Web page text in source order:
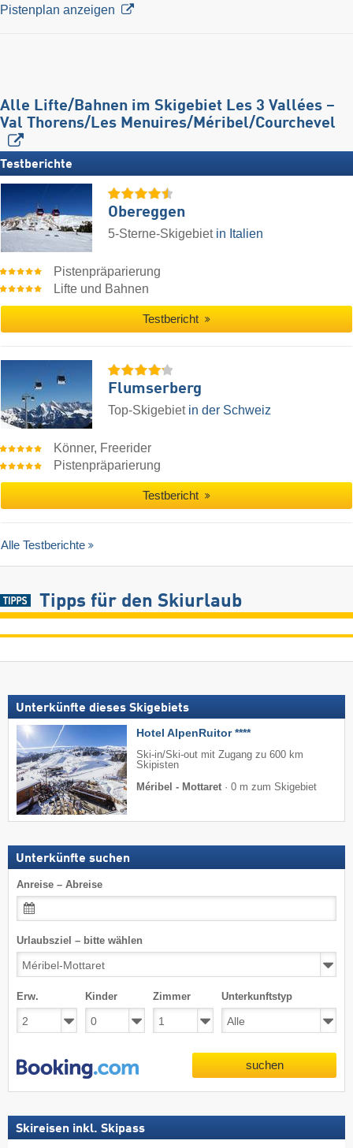
Pistenplan anzeigen
Alle Lifte/Bahnen im Skigebiet Les 3 Vallées –
Val Thorens/​Les Menuires/​Méribel/​Courchevel
Testberichte
Obereggen
5-Sterne-Skigebiet in Italien
Pistenpräparierung
Lifte und Bahnen
Testbericht
Flumserberg
Top-Skigebiet in der Schweiz
Könner, Freerider
Pistenpräparierung
Testbericht
Alle Testberichte
Tipps für den Skiurlaub
Unterkünfte dieses Skigebiets
Hotel AlpenRuitor ****
Ski-in/Ski-out mit Zugang zu 600 km
Skipisten
Méribel - Mottaret · 0 m zum Skigebiet
Unterkünfte suchen
Anreise – Abreise
Urlaubsziel – bitte wählen
Erw. Kinder Zimmer Unterkunftstyp
suchen
Skireisen inkl. Skipass